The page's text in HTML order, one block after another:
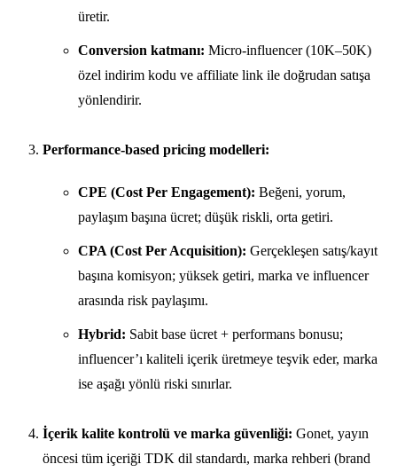
üretir.
Conversion katmanı: Micro-influencer (10K–50K)
özel indirim kodu ve affiliate link ile doğrudan satışa
yönlendirir.
Performance-based pricing modelleri:
CPE (Cost Per Engagement): Beğeni, yorum,
paylaşım başına ücret; düşük riskli, orta getiri.
CPA (Cost Per Acquisition): Gerçekleşen satış/kayıt
başına komisyon; yüksek getiri, marka ve influencer
arasında risk paylaşımı.
Hybrid: Sabit base ücret + performans bonusu;
influencer’ı kaliteli içerik üretmeye teşvik eder, marka
ise aşağı yönlü riski sınırlar.
İçerik kalite kontrolü ve marka güvenliği: Gonet, yayın
öncesi tüm içeriği TDK dil standardı, marka rehberi (brand